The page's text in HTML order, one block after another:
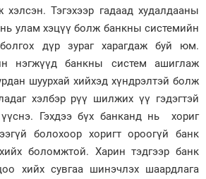
хэлсэн. Тэгэхээр гадаад худалдааны
улам хэцүү болж банкны системийн
дүр зураг харагдаж буй юм.
нэгжүүд банкны систем ашиглаж
шуурхай хийхэд хүндрэлтэй болж
хэлбэр рүү шилжих үү гэдэгтэй
Гэхдээ бүх банканд нь хориг
болохоор хоригт ороогүй банк
боломжтой. Харин тэдгээр банк
хийх сувгаа шинэчлэх шаардлага